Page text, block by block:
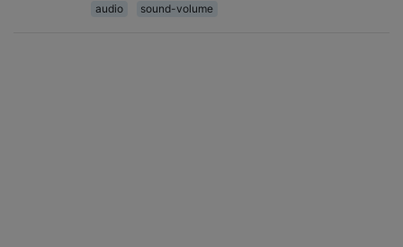
audio
sound-volume